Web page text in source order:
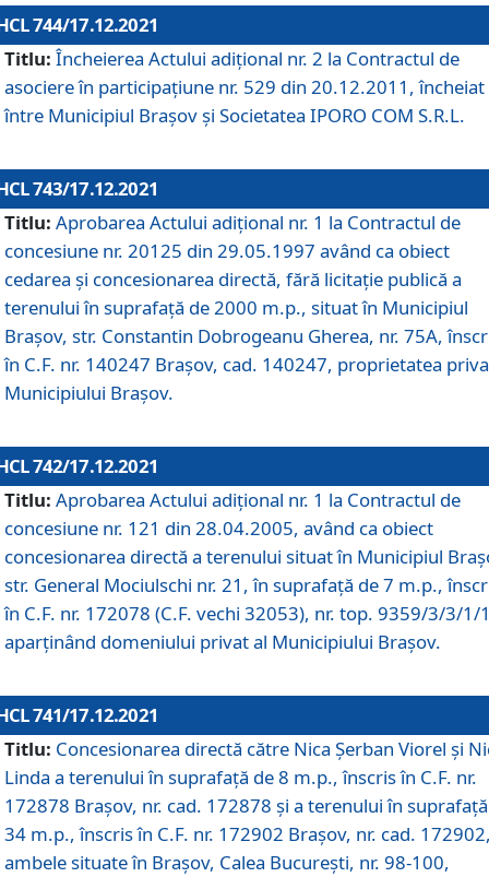
744/17.12.2021
Titlu: Încheierea Actului adițional nr. 2 la Contractul de
asociere în participațiune nr. 529 din 20.12.2011, încheiat
între Municipiul Brașov și Societatea IPORO COM S.R.L.
743/17.12.2021
Titlu: Aprobarea Actului adiţional nr. 1 la Contractul de
concesiune nr. 20125 din 29.05.1997 având ca obiect
cedarea și concesionarea directă, fără licitație publică a
terenului în suprafață de 2000 m.p., situat în Municipiul
Brașov, str. Constantin Dobrogeanu Gherea, nr. 75A,
în C.F. nr. 140247 Brașov, cad. 140247, proprietatea
Municipiului Brașov.
742/17.12.2021
Titlu: Aprobarea Actului adiţional nr. 1 la Contractul de
concesiune nr. 121 din 28.04.2005, având ca obiect
concesionarea directă a terenului situat în Municipiul
str. General Mociulschi nr. 21, în suprafață de 7 m.p.,
în C.F. nr. 172078 (C.F. vechi 32053), nr. top. 9359/3/3/1/
aparținând domeniului privat al Municipiului Brașov.
741/17.12.2021
Titlu: Concesionarea directă către Nica Șerban Viorel și
Linda a terenului în suprafață de 8 m.p., înscris în C.F. nr.
172878 Brașov, nr. cad. 172878 și a terenului în
34 m.p., înscris în C.F. nr. 172902 Brașov, nr. cad.
ambele situate în Brașov, Calea București, nr. 98-100,